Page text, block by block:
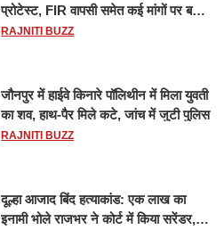
प्रोटेस्ट, FIR वापसी समेत कई मांगों पर बनी
सहमति
RAJNITI BUZZ
जौनपुर में हाईवे किनारे पॉलिथीन में मिला युवती
का शव, हाथ-पैर मिले कटे, जांच में जुटी पुलिस
RAJNITI BUZZ
दूल्हा आजाद बिंद हत्याकांड: एक लाख का
इनामी भोले राजभर ने कोर्ट में किया सरेंडर,